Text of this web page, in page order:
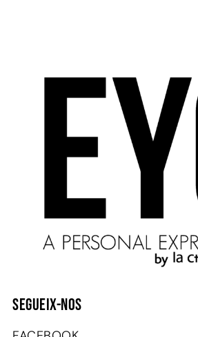
SEGUEIX-NOS